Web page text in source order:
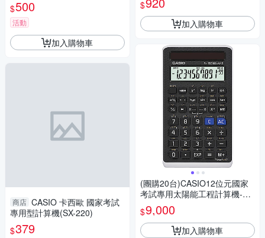
$500
活動
加入購物車
商店 CASIO 卡西歐 國家考試
專用型計算機(SX-220)
$379
$
加入購物車
(團購20台)CASIO12位元國家
考試專用太陽能工程計算機-FX
-82SOLARII
$9,000
加入購物車